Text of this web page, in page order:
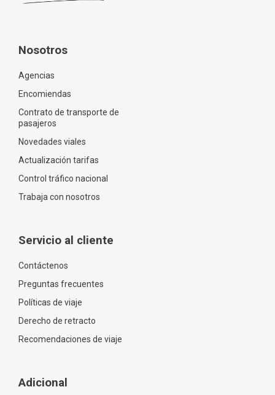
Nosotros
Agencias
Encomiendas
Contrato de transporte de
pasajeros
Novedades viales
Actualización tarifas
Control tráfico nacional
Trabaja con nosotros
Servicio al cliente
Contáctenos
Preguntas frecuentes
Políticas de viaje
Derecho de retracto
Recomendaciones de viaje
Adicional